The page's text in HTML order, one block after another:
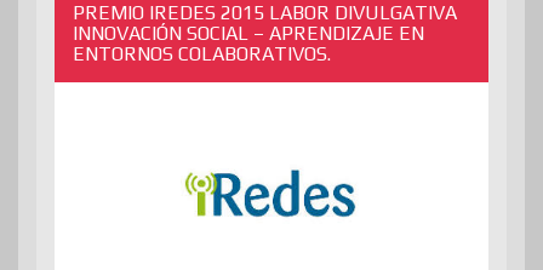
PREMIO IREDES 2015 LABOR DIVULGATIVA
INNOVACIÓN SOCIAL – APRENDIZAJE EN
ENTORNOS COLABORATIVOS.